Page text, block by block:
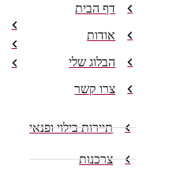
דף הבית
אודות
הבלוג שלי
צרו קשר
תיירות בילוי ופנאי
צרכנות